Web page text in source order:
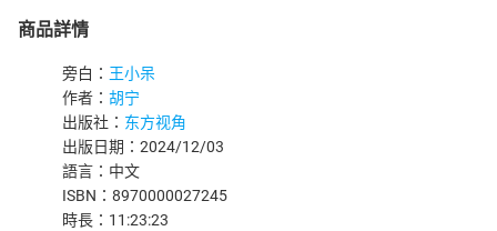
商品詳情
旁白： 王小呆
作者： 胡宁
出版社： 东方视角
出版日期：2024/12/03
語言：中文
ISBN：8970000027245
時長：11:23:23